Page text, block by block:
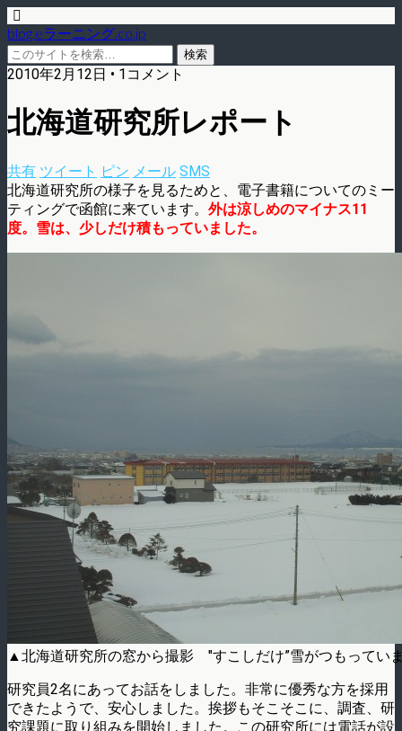
blog.eラーニング.co.jp
2010年2月12日 • 1コメント
北海道研究所レポート
共有 ツイート ピン メール SMS
北海道研究所の様子を見るためと、電子書籍についてのミー
ティングで函館に来ています。 外は涼しめのマイナス11
度。雪は、少しだけ積もっていました。
▲北海道研究所の窓から撮影 "すこしだけ”雪がつもってい
研究員2名にあってお話をしました。非常に優秀な方を採用
できたようで、安心しました。挨拶もそこそこに、調査、研
究課題に取り組みを開始しました。この研究所には電話が設